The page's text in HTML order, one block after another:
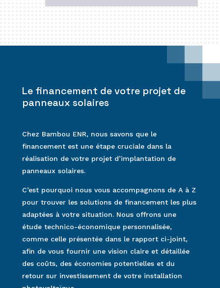
Le financement de votre projet de
panneaux solaires
Chez Bambou ENR, nous savons que le
financement est une étape cruciale dans la
réalisation de votre projet d’implantation de
panneaux solaires.
C’est pourquoi nous vous accompagnons de A à Z
pour trouver les solutions de financement les plus
adaptées à votre situation. Nous offrons une
étude technico-économique personnalisée,
comme celle présentée dans le rapport ci-joint,
afin de vous fournir une vision claire et détaillée
des coûts, des économies potentielles et du
retour sur investissement de votre installation